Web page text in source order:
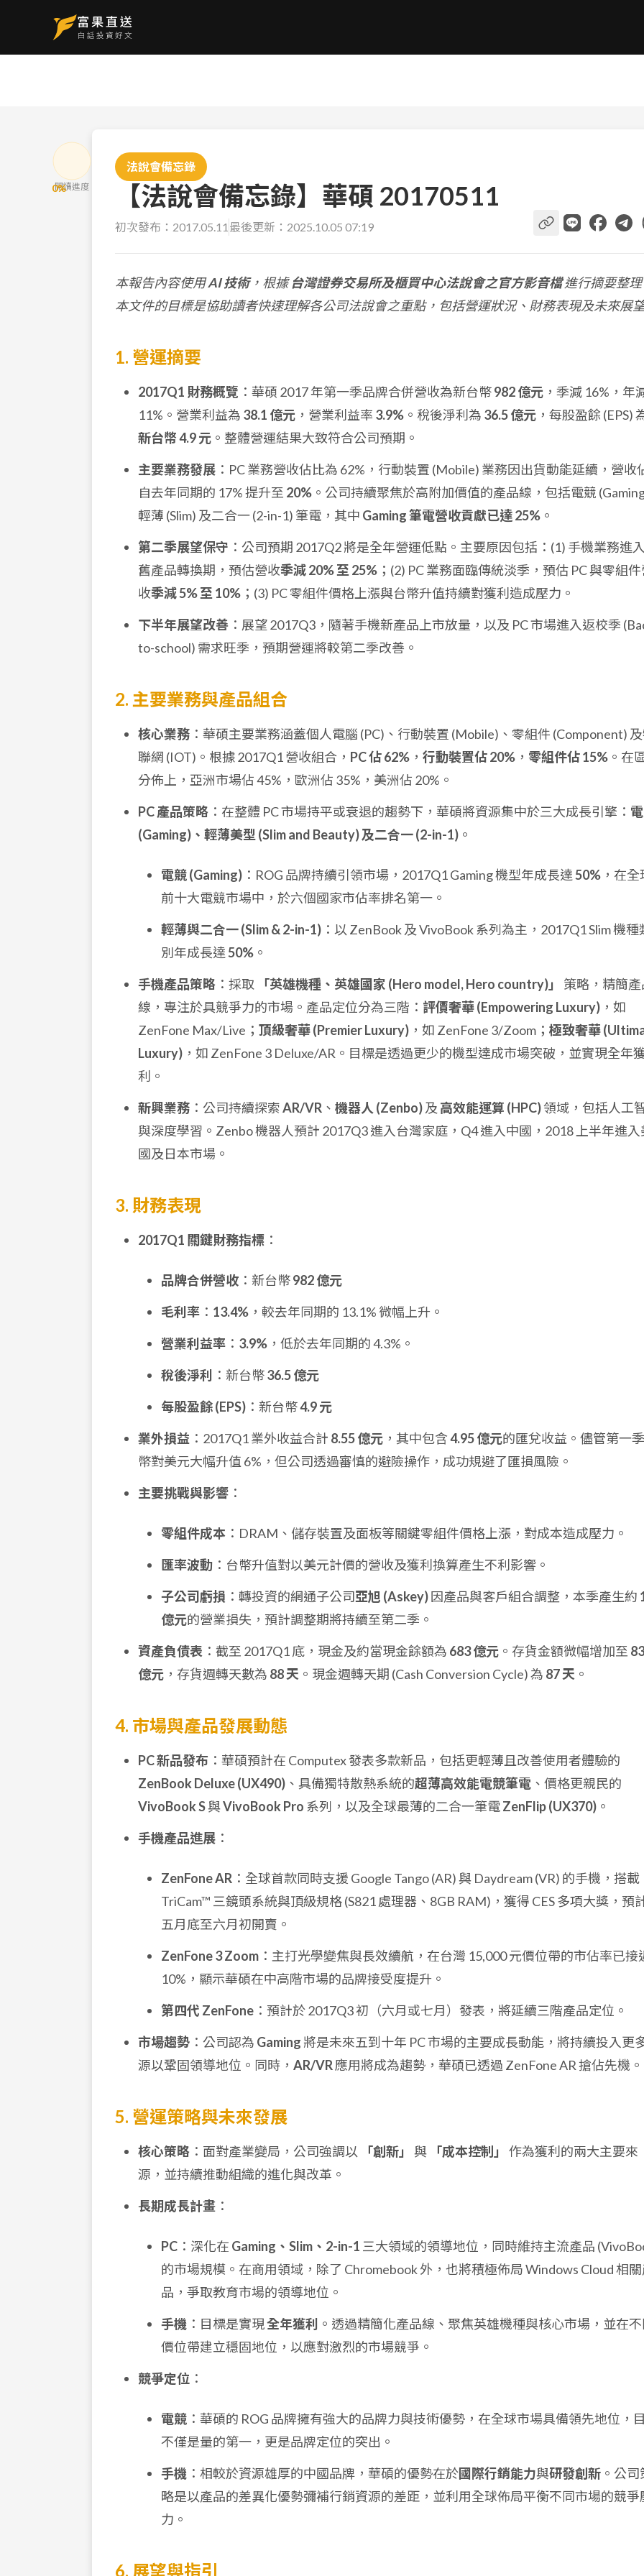
0%
閱讀進度
法說會備忘錄
【法說會備忘錄】華碩 20170511
初次發布： 2017.05.11 最後更新： 2025.10.05 07:19
本報告內容使用AI 技術，根據台灣證券交易所及櫃買中心法說會之官方影音檔進行摘要整理
本文件的目標是協助讀者快速理解各公司法說會之重點，包括營運狀況、財務表現及未來展
1. 營運摘要
2017Q1 財務概覽 ：華碩 2017 年第一季品牌合併營收為新台幣982 億元 ，季減 16%，年
11%。營業利益為 38.1 億元 ，營業利益率 3.9% 。稅後淨利為 36.5 億元 ，每股盈餘 (EPS)
新台幣 4.9 元 。整體營運結果大致符合公司預期。
主要業務發展 ：PC 業務營收佔比為 62%，行動裝置 (Mobile) 業務因出貨動能延續，營收
自去年同期的 17% 提升至 20% 。公司持續聚焦於高附加價值的產品線，包括電競
輕薄 (Slim) 及二合一 (2-in-1) 筆電，其中 Gaming 筆電營收貢獻已達 25% 。
第二季展望保守 ：公司預期 2017Q2 將是全年營運低點。主要原因包括：(1) 手機業務進
舊產品轉換期，預估營收季減 20% 至 25% ；(2) PC 業務面臨傳統淡季，預估 PC 與零組件
收季減 5% 至 10% ；(3) PC 零組件價格上漲與台幣升值持續對獲利造成壓力。
下半年展望改善 ：展望 2017Q3，隨著手機新產品上市放量，以及 PC 市場進入返校季
to-school) 需求旺季，預期營運將較第二季改善。
2. 主要業務與產品組合
核心業務 ：華碩主要業務涵蓋個人電腦 (PC)、行動裝置 (Mobile)、零組件 (Component)
聯網 (IOT)。根據 2017Q1 營收組合， PC 佔 62% ， 行動裝置佔 20% ， 零組件佔 15% 。在
分佈上，亞洲市場佔 45%，歐洲佔 35%，美洲佔 20%。
PC 產品策略 ：在整體 PC 市場持平或衰退的趨勢下，華碩將資源集中於三大成長引擎：
(Gaming)、輕薄美型 (Slim and Beauty) 及二合一 (2-in-1) 。
電競 (Gaming) ：ROG 品牌持續引領市場，2017Q1 Gaming 機型年成長達50% ，在全
前十大電競市場中，於六個國家市佔率排名第一。
輕薄與二合一 (Slim & 2-in-1) ：以 ZenBook 及 VivoBook 系列為主，2017Q1 Slim 機種
別年成長達50% 。
手機產品策略 ：採取 「英雄機種、英雄國家 (Hero model, Hero country)」
策略，精簡產
線，專注於具競爭力的市場。產品定位分為三階： 評價奢華 (Empowering Luxury) ，如
ZenFone Max/Live； 頂級奢華 (Premier Luxury) ，如 ZenFone 3/Zoom； 極致奢華
Luxury) ，如 ZenFone 3 Deluxe/AR。目標是透過更少的機型達成市場突破，並實現全年
利。
新興業務 ：公司持續探索AR/VR 、 機器人 (Zenbo)及 高效能運算 (HPC)領域，包括人工
與深度學習。Zenbo 機器人預計 2017Q3 進入台灣家庭，Q4 進入中國，2018 上半年進入
國及日本市場。
3. 財務表現
2017Q1 關鍵財務指標 ：
品牌合併營收 ：新台幣982 億元
毛利率 ： 13.4% ，較去年同期的 13.1% 微幅上升。
營業利益率 ： 3.9% ，低於去年同期的 4.3%。
稅後淨利
：新台幣36.5 億元
每股盈餘 (EPS) ：新台幣4.9 元
業外損益 ：2017Q1 業外收益合計 8.55 億元 ，其中包含4.95 億元的匯兌收益。儘管第一
幣對美元大幅升值 6%，但公司透過審慎的避險操作，成功規避了匯損風險。
主要挑戰與影響 ：
零組件成本 ：DRAM、儲存裝置及面板等關鍵零組件價格上漲，對成本造成壓力。
匯率波動 ：台幣升值對以美元計價的營收及獲利換算產生不利影響。
子公司虧損 ：轉投資的網通子公司亞旭 (Askey)因產品與客戶組合調整，本季產生約
億元的營業損失，預計調整期將持續至第二季。
資產負債表 ：截至 2017Q1 底，現金及約當現金餘額為 683 億元 。存貨金額微幅增加至
億元 ，存貨週轉天數為 88 天 。現金週轉天期 (Cash Conversion Cycle) 為 87 天 。
4. 市場與產品發展動態
PC 新品發布 ：華碩預計在 Computex 發表多款新品，包括更輕薄且改善使用者體驗的
ZenBook Deluxe (UX490) 、具備獨特散熱系統的超薄高效能電競筆電 、價格更親民的
VivoBook S與VivoBook Pro 系列，以及全球最薄的二合一筆電ZenFlip (UX370) 。
手機產品進展 ：
ZenFone AR ：全球首款同時支援 Google Tango (AR) 與 Daydream (VR) 的手機，搭載
TriCam™ 三鏡頭系統與頂級規格 (S821 處理器、8GB RAM)，獲得 CES 多項大獎，預
五月底至六月初開賣。
ZenFone 3 Zoom ：主打光學變焦與長效續航，在台灣 15,000 元價位帶的市佔率已接
10%，顯示華碩在中高階市場的品牌接受度提升。
第四代 ZenFone ：預計於 2017Q3 初（六月或七月）發表，將延續三階產品定位。
市場趨勢 ：公司認為 Gaming 將是未來五到十年 PC 市場的主要成長動能，將持續投入更
源以鞏固領導地位。同時， AR/VR應用將成為趨勢，華碩已透過 ZenFone AR 搶佔先機。
5. 營運策略與未來發展
核心策略 ：面對產業變局，公司強調以 「創新」 與 「成本控制」
作為獲利的兩大主要來
源，並持續推動組織的進化與改革。
長期成長計畫 ：
PC ：深化在 Gaming、Slim、2-in-1 三大領域的領導地位，同時維持主流產品
的市場規模。在商用領域，除了 Chromebook 外，也將積極佈局 Windows Cloud 相
品，爭取教育市場的領導地位。
手機 ：目標是實現全年獲利 。透過精簡化產品線、聚焦英雄機種與核心市場，並在
價位帶建立穩固地位，以應對激烈的市場競爭。
競爭定位 ：
電競 ：華碩的 ROG 品牌擁有強大的品牌力與技術優勢，在全球市場具備領先地位，
不僅是量的第一，更是品牌定位的突出。
手機 ：相較於資源雄厚的中國品牌，華碩的優勢在於國際行銷能力與研發創新 。公司
略是以產品的差異化優勢彌補行銷資源的差距，並利用全球佈局平衡不同市場的競爭
力。
6. 展望與指引